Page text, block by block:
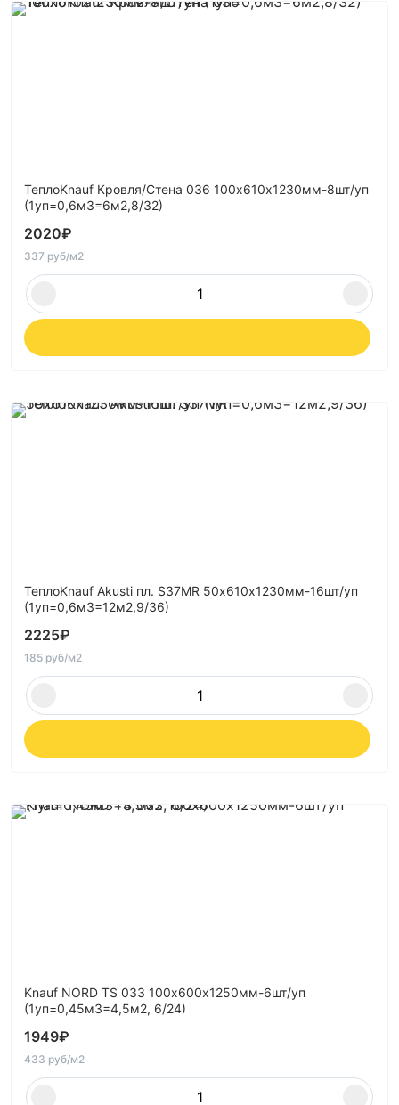
ТеплоKnauf Кровля/Стена 036 100х610х1230мм-8шт/уп
(1уп=0,6м3=6м2,8/32)
2020₽
337 руб/м2
ТеплоKnauf Akusti пл. S37MR 50х610х1230мм-16шт/уп
(1уп=0,6м3=12м2,9/36)
2225₽
185 руб/м2
Knauf NORD TS 033 100х600х1250мм-6шт/уп
(1уп=0,45м3=4,5м2, 6/24)
1949₽
433 руб/м2